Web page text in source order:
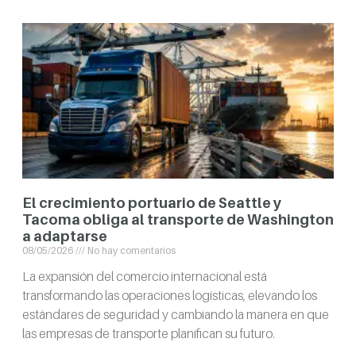
El crecimiento portuario de Seattle y
Tacoma obliga al transporte de Washington
a adaptarse
08/05/2026 No hay comentarios
La expansión del comercio internacional está
transformando las operaciones logísticas, elevando los
estándares de seguridad y cambiando la manera en que
las empresas de transporte planifican su futuro.